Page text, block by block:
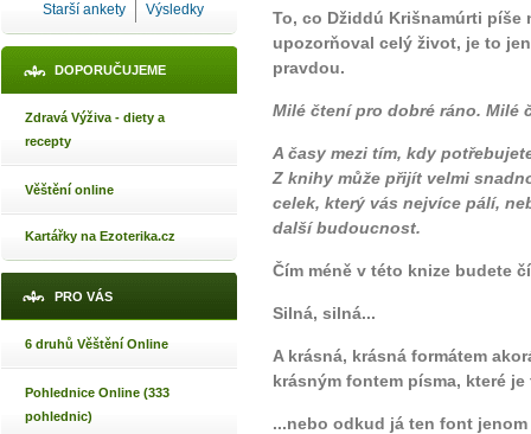
Starší ankety Výsledky
DOPORUČUJEME
Zdravá Výživa - diety a
recepty
Věštění online
Kartářky na Ezoterika.cz
PRO VÁS
6 druhů Věštění Online
Pohlednice Online (333
pohlednic)
To, co Džiddú Krišnamúrti
upozorňoval celý život, je to
pravdou.
Milé čtení pro dobré ráno. Milé
A časy mezi tím, kdy
Z knihy může přijít velmi
celek, který vás nejvíce pálí,
další budoucnost.
Čím méně v této knize budete
Silná, silná...
A krásná, krásná formátem
krásným fontem písma, které
...nebo odkud já ten font jenom